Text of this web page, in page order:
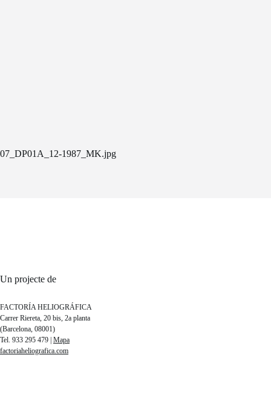
07_DP01A_12-1987_MK.jpg
Un projecte de
FACTORÍA HELIOGRÁFICA
Carrer Riereta, 20 bis, 2a planta
(Barcelona, 08001)
Tel. 933 295 479 | Mapa
factoriaheliografica.com